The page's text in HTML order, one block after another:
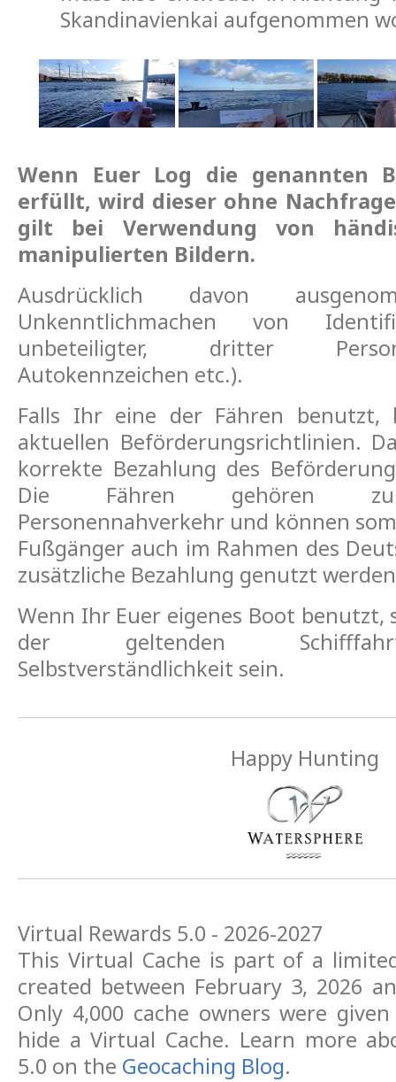
Skandinavienkai aufgenommen
Wenn Euer Log die genannten
erfüllt, wird dieser ohne
gilt bei Verwendung von
manipulierten Bildern.
Ausdrücklich davon
Unkenntlichmachen von
unbeteiligter, dritter
Autokennzeichen etc.).
Falls Ihr eine der Fähren benutzt,
aktuellen Beförderungsrichtlinien.
korrekte Bezahlung des
Die Fähren gehören
Personennahverkehr und können
Fußgänger auch im Rahmen des
zusätzliche Bezahlung genutzt
Wenn Ihr Euer eigenes Boot benutzt,
der geltenden
Selbstverständlichkeit sein.
Happy Hunting
Virtual Rewards 5.0 - 2026-2027
This Virtual Cache is part of a
created between February 3, 2026
Only 4,000 cache owners were
hide a Virtual Cache. Learn more
5.0 on the Geocaching Blog.